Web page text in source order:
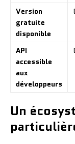
Version
gratuite
disponible
API
accessible
aux
développeurs
Un